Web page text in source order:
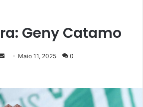
Geny Catamo
Send Maio 11, 2025 0